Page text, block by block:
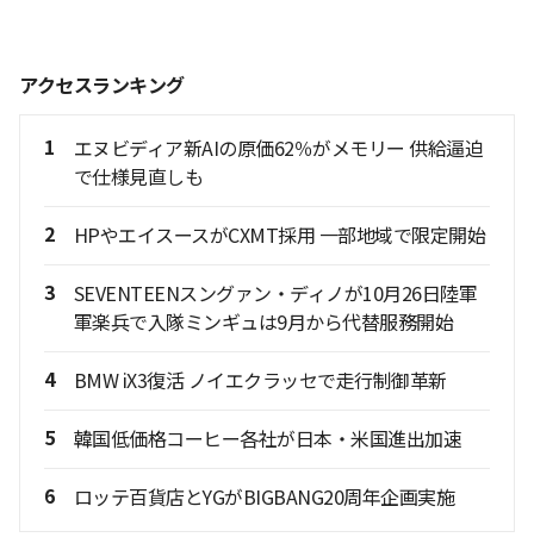
アクセスランキング
1
エヌビディア新AIの原価62％がメモリー 供給逼迫
で仕様見直しも
2 HPやエイスースがCXMT採用 一部地域で限定開始
3
SEVENTEENスングァン・ディノが10月26日陸軍
軍楽兵で入隊ミンギュは9月から代替服務開始
4 BMW iX3復活 ノイエクラッセで走行制御革新
5 韓国低価格コーヒー各社が日本・米国進出加速
6 ロッテ百貨店とYGがBIGBANG20周年企画実施